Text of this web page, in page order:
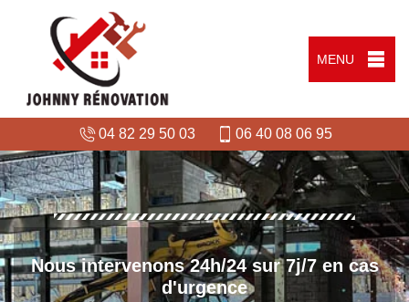
MENU
04 82 29 50 03 06 40 08 06 95
Nous intervenons 24h/24 sur 7j/7 en cas
d'urgence